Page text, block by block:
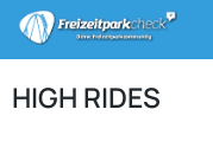
HIGH RIDES